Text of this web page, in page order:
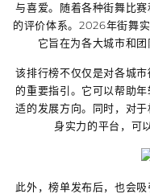
与喜爱。随着各种街舞比
的评价体系。2026年街舞
它旨在为各大城市和
该排行榜不仅仅是对各城
的重要指引。它可以帮助
适的发展方向。同时，对
身实力的平台，可
此外，榜单发布后，也会